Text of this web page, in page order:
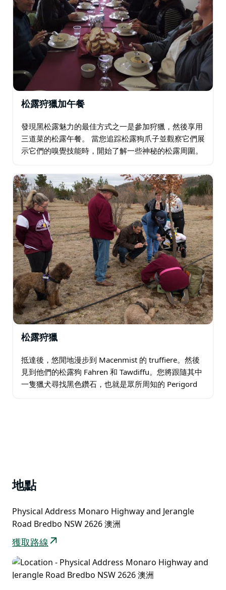
式，他很高興展示他如何從松露中獲得最好和最多的秘
密。
Macenmist Vineyard 目前正在申請酒窖許可證，在此之
前，您可以自帶酒來享用午餐。
松露狩獵加午餐
發現黑松露魅力的最佳方式之一是參加狩獵，然後享用
三道菜的松露午餐。 當您追踪松露狗爪子並觀察它們展
示它們的嗅覺技能時，開始了解一些神秘的松露周圍。
藏。然後，您將能夠參與發掘這顆黑色寶石。 狩獵結束
後…
松露狩獵
抵達後，悠閒地漫步到 Macenmist 的 truffiere。然後
見到他們的松露狗 Fahren 和 Tawdiffu。您將跟隨其中
一隻獵犬尋找黑色鑽石，也就是眾所周知的 Perigord
地點
Physical Address Monaro Highway and Jerangle
Road Bredbo NSW 2626 澳洲
獲取路線